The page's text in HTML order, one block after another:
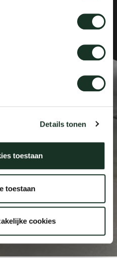
Details tonen
toestaan
toestaan
cookies